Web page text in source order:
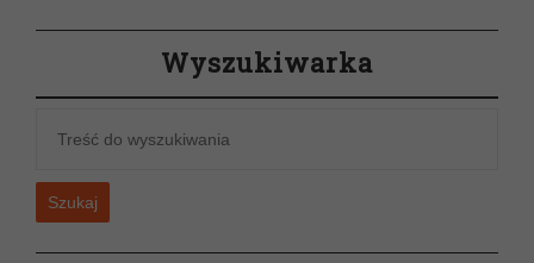
Wyszukiwarka
Szukaj